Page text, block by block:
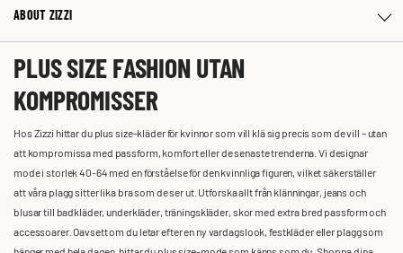
ABOUT ZIZZI
PLUS SIZE FASHION UTAN
KOMPROMISSER
Hos Zizzi hittar du plus size-kläder för kvinnor som vill klä sig precis som de vill – utan
att kompromissa med passform, komfort eller de senaste trenderna. Vi designar
mode i storlek 40-64 med en förståelse för den kvinnliga figuren, vilket säkerställer
att våra plagg sitter lika bra som de ser ut. Utforska allt från klänningar, jeans och
blusar till badkläder, underkläder, träningskläder, skor med extra bred passform och
accessoarer. Oavsett om du letar efter en ny vardagslook, festkläder eller plagg som